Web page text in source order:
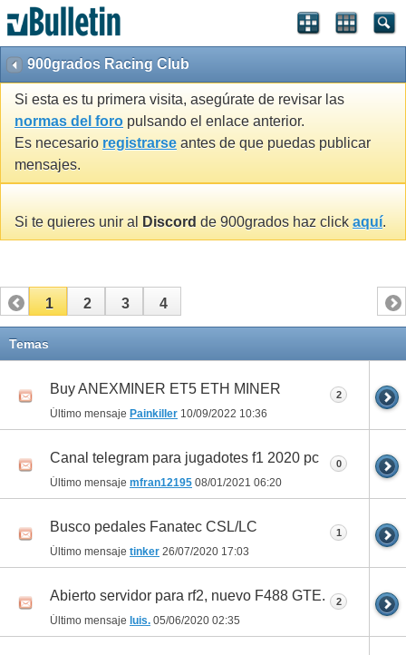
900grados Racing Club
Si esta es tu primera visita, asegúrate de revisar las
normas del foro pulsando el enlace anterior.
Es necesario registrarse antes de que puedas publicar
mensajes.
Si te quieres unir al Discord de 900grados haz click aquí.
1 2 3 4
Temas
Buy ANEXMINER ET5 ETH MINER
Último mensaje Painkiller 10/09/2022 10:36
2
Canal telegram para jugadotes f1 2020 pc
Último mensaje mfran12195 08/01/2021 06:20
0
Busco pedales Fanatec CSL/LC
Último mensaje tinker 26/07/2020 17:03
1
Abierto servidor para rf2, nuevo F488 GTE.
Último mensaje luis. 05/06/2020 02:35
2